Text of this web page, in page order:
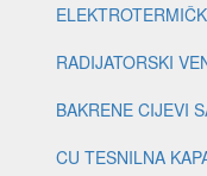
RADIJATORSKI
BAKRENE CIJEVI
CU TESNILNA